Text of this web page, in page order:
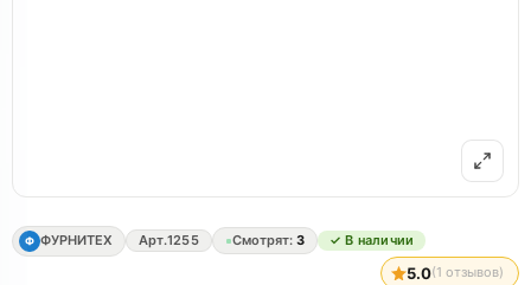
Ф ФУРНИТЕХ Арт.1255 Смотрят: 3 ✓ В наличии
5.0(1 отзывов)